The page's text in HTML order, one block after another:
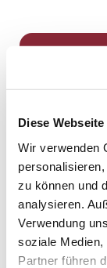
Diese
Wir verwenden
zu können und
analysieren.
Verwendung
soziale Medien,
Partner führen